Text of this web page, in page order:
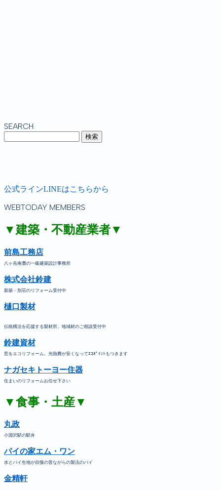
SEARCH
公式ラインLINEはこちらから
WEBTODAY MEMBERS
▼建築・不動産業者▼
前島工務店
八ヶ岳南麓の一級建築設計事務所
株式会社鈴建
新築・別荘のリフォーム受付中
樋口製材
伝統構法を応援する製材所。地域材のご相談受付中
鈴建資材
窓をエコリフォーム。光熱費が安くなってｴｺﾎﾟｲﾝﾄもつきます
ナガセキトーヨー住器
住まいのリフォームお任せ下さい
▼食事・土産▼
丸政
小淵沢駅の駅弁
パイの家エム・ワン
水とパイ生地が自慢の昔ながらの製法のパイ
金精軒